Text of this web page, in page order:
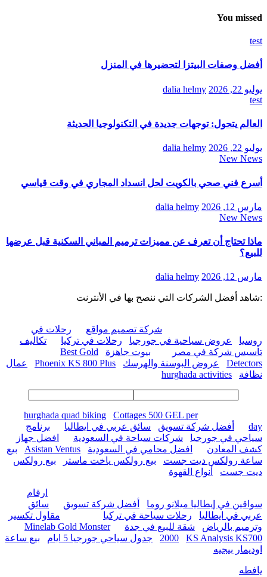
You missed
test
أفضل وصفات البيتزا لتحضيرها في المنزل
يوليو 22, 2026
dalia helmy
test
العالم يتحول: توجهات جديدة في التكنولوجيا الحديثة
يوليو 22, 2026
dalia helmy
New News
أسرع فني صحي بالكويت لحل انسداد المجاري في وقت قياسي
مارس 12, 2026
dalia helmy
New News
ماذا تحتاج أن تعرف عن مميزات ترميم المباني السكنية قبل عرضها
للبيع؟
مارس 12, 2026 dalia helmy
:شاهد أفضل الشركات التي ننصح بها في الأنترنت
شركة تصميم مواقع
رحلات في
روسيا
عروض سياحية في جورجيا رحلات في تركيا
تكاليف
تأسيس شركة في مصر
بيوت جاهزة
Best Gold
Detectors
عروض البوسنة والهرسك Phoenix KS 800 Plus
عمال
نظافة
hurghada activities
hurghada quad biking
Cottages 500 GEL per
day
أفضل شركة تسويق سائق عربي في ايطاليا
برنامج
سياحي في جورجيا
شركات سياحة في السعودية
افضل جهاز
كشف المعادن
افضل محامي في السعودية Asistan Ventus
بيع
ساعة رولكس ديت جست
بيع رولكس ياخت ماستر
بيع رولكس
ديت جست
أنواع القهوة
ارقام
سواقين في إيطاليا ميلانو روما
أفضل شركة تسويق
سائق
عربي في ايطاليا
رحلات سياحة في تركيا
مقاول تكسير
وترميم بالرياض
شقة للبيع في جدة
Minelab Gold Monster
2000
KS Analysis KS700 جدول سياحي جورجيا 5 ايام
بيع ساعة
اوديمار بيجيه
يافطه